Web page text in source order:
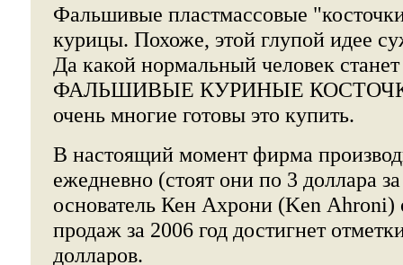
Фальшивые пластмассовые
курицы. Похоже, этой глупой идее
Да какой нормальный человек
ФАЛЬШИВЫЕ КУРИНЫЕ
очень многие готовы это купить.
В настоящий момент фирма
ежедневно (стоят они по 3 доллара
основатель Кен Ахрони (Ken Ahroni)
продаж за 2006 год достигнет
долларов.